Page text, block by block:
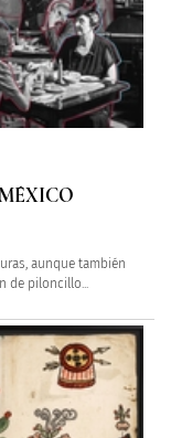
aunque también
de piloncillo...